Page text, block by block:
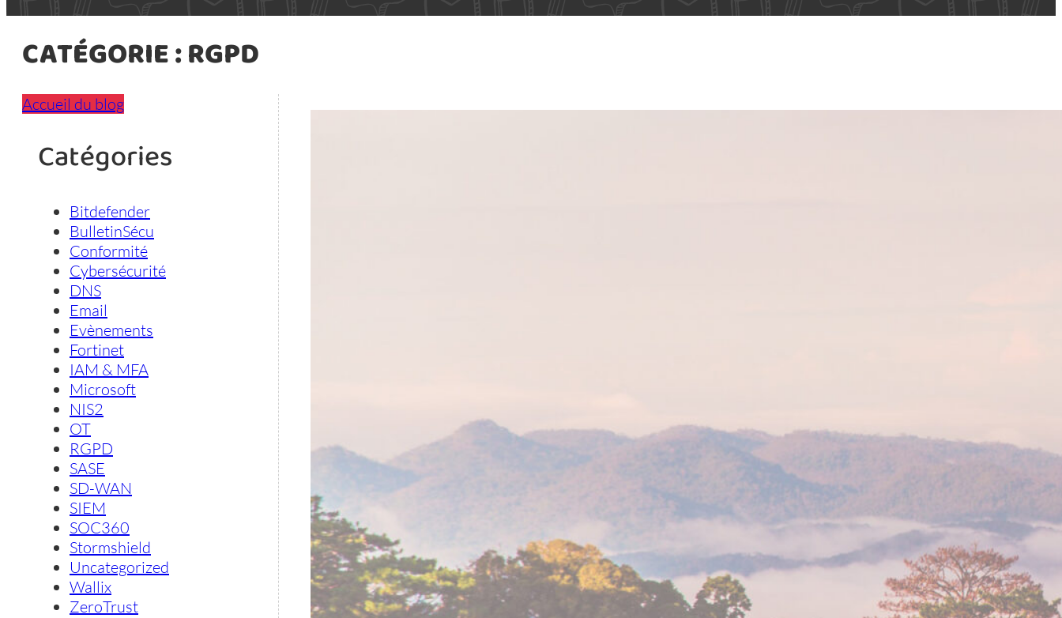
CATÉGORIE :RGPD
Accueil du blog
Catégories
Bitdefender
BulletinSécu
Conformité
Cybersécurité
DNS
Email
Evènements
Fortinet
IAM & MFA
Microsoft
NIS2
OT
RGPD
SASE
SD-WAN
SIEM
SOC360
Stormshield
Uncategorized
Wallix
ZeroTrust